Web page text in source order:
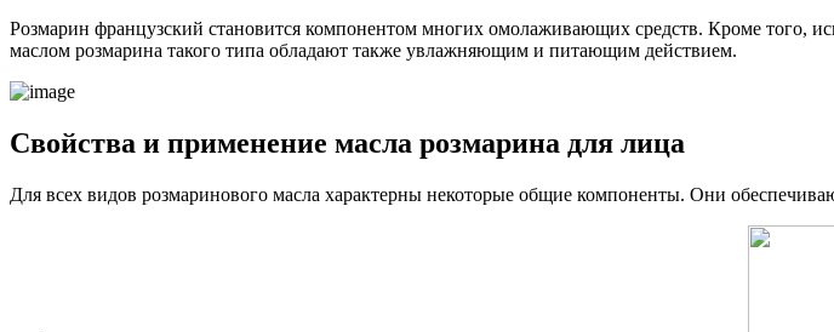
Розмарин французский становится компонентом многих омолаживающих средств. Кроме того,
маслом розмарина такого типа обладают также увлажняющим и питающим действием.
Свойства и применение масла розмарина для лица
Для всех видов розмаринового масла характерны некоторые общие компоненты. Они